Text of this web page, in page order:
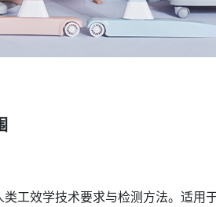
工效学技术要求与检测方法。适用